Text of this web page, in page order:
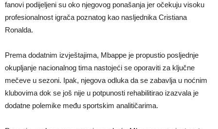
fanovi podijeljeni su oko njegovog ponašanja jer očekuju visoku
profesionalnost igrača poznatog kao nasljednika Cristiana
Ronalda.
Prema dodatnim izvještajima, Mbappe je propustio posljednje
okupljanje nacionalnog tima nastojeći se oporaviti za ključne
mečeve u sezoni. Ipak, njegova odluka da se zabavlja u noćnim
klubovima dok se još nije u potpunosti rehabilitirao izazvala je
dodatne polemike među sportskim analitičarima.